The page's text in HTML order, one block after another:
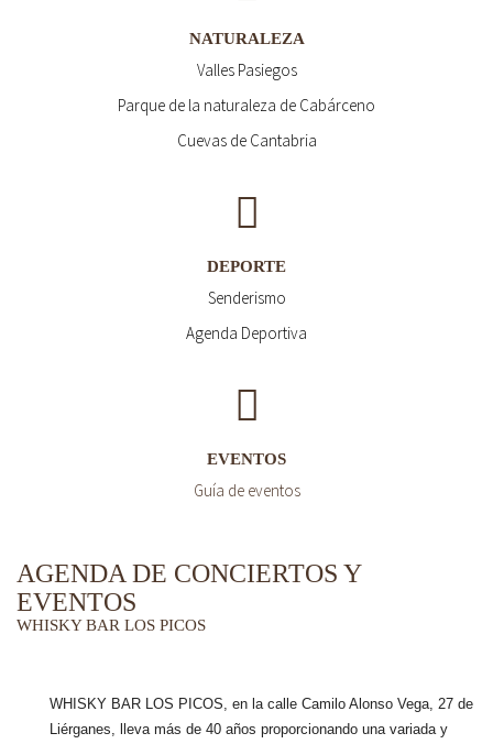
NATURALEZA
Valles Pasiegos
Parque de la naturaleza de Cabárceno
Cuevas de Cantabria
DEPORTE
Senderismo
Agenda Deportiva
EVENTOS
Guía de eventos
AGENDA DE CONCIERTOS Y
EVENTOS
WHISKY BAR LOS PICOS
WHISKY BAR LOS PICOS, en la calle Camilo Alonso Vega, 27 de
Liérganes, lleva más de 40 años proporcionando una variada y